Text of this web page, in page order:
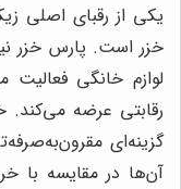
یکی از رقبای اصلی
خزر است. پارس خزر
لوازم خانگی
رقابتی عرضه می‌کند.
گزینه‌ای
آن‌ها در مقایسه با